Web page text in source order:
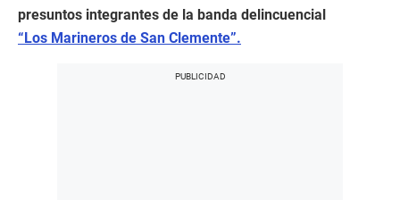
presuntos integrantes de la banda delincuencial
“Los Marineros de San Clemente”.